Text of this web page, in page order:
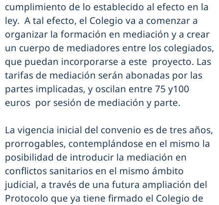
cumplimiento de lo establecido al efecto en la
ley. A tal efecto, el Colegio va a comenzar a
organizar la formación en mediación y a crear
un cuerpo de mediadores entre los colegiados,
que puedan incorporarse a este proyecto. Las
tarifas de mediación serán abonadas por las
partes implicadas, y oscilan entre 75 y100
euros por sesión de mediación y parte.
La vigencia inicial del convenio es de tres años,
prorrogables, contemplándose en el mismo la
posibilidad de introducir la mediación en
conflictos sanitarios en el mismo ámbito
judicial, a través de una futura ampliación del
Protocolo que ya tiene firmado el Colegio de